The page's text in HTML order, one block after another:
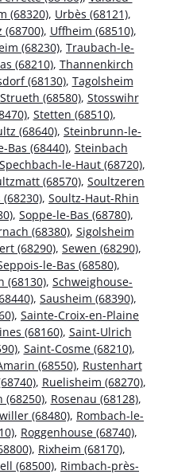
(68320), Urbès (68121),
(68700), Uffheim (68510),
(68230), Traubach-le-
(68210), Thannenkirch
(68130), Tagolsheim
Strueth (68580), Stosswihr
, Stetten (68510),
(68640), Steinbrunn-le-
Bas (68440), Steinbach
Spechbach-le-Haut (68720),
(68570), Soultzeren
, Soultz-Haut-Rhin
, Soppe-le-Bas (68780),
(68380), Sigolsheim
(68290), Sewen (68290),
le-Bas (68580),
(68130), Schweighouse-
, Sausheim (68390),
, Sainte-Croix-en-Plaine
(68160), Saint-Ulrich
, Saint-Cosme (68210),
(68550), Rustenhart
, Ruelisheim (68270),
(68250), Rosenau (68128),
(68480), Rombach-le-
, Roggenhouse (68740),
, Rixheim (68170),
(68500), Rimbach-près-